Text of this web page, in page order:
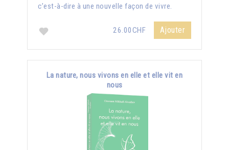
c’est-à-dire à une nouvelle façon de vivre.
26.00CHF Ajouter
La nature, nous vivons en elle et elle vit en
nous